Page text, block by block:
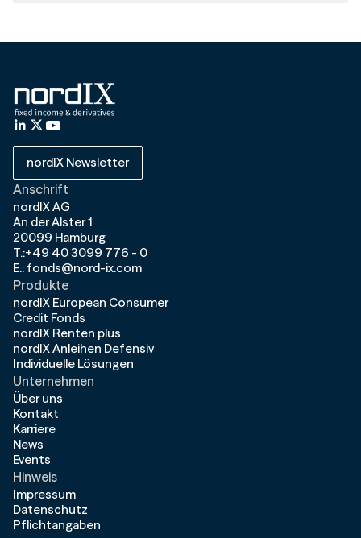
nordIX Newsletter
Anschrift
nordIX AG
An der Alster 1
20099 Hamburg
T.:+49 40 3099 776 - 0
E.: fonds@nord-ix.com
Produkte
nordIX European Consumer
Credit Fonds
nordIX Renten plus
nordIX Anleihen Defensiv
Individuelle Lösungen
Unternehmen
Über uns
Kontakt
Karriere
News
Events
Hinweis
Impressum
Datenschutz
Pflichtangaben